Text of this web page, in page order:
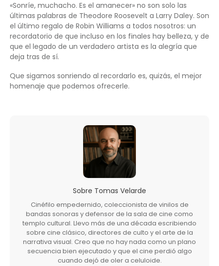
«Sonríe, muchacho. Es el amanecer» no son solo las
últimas palabras de Theodore Roosevelt a Larry Daley. Son
el último regalo de Robin Williams a todos nosotros: un
recordatorio de que incluso en los finales hay belleza, y de
que el legado de un verdadero artista es la alegría que
deja tras de sí.
Que sigamos sonriendo al recordarlo es, quizás, el mejor
homenaje que podemos ofrecerle.
Sobre Tomas Velarde
Cinéfilo empedernido, coleccionista de vinilos de
bandas sonoras y defensor de la sala de cine como
templo cultural. Llevo más de una década escribiendo
sobre cine clásico, directores de culto y el arte de la
narrativa visual. Creo que no hay nada como un plano
secuencia bien ejecutado y que el cine perdió algo
cuando dejó de oler a celuloide.